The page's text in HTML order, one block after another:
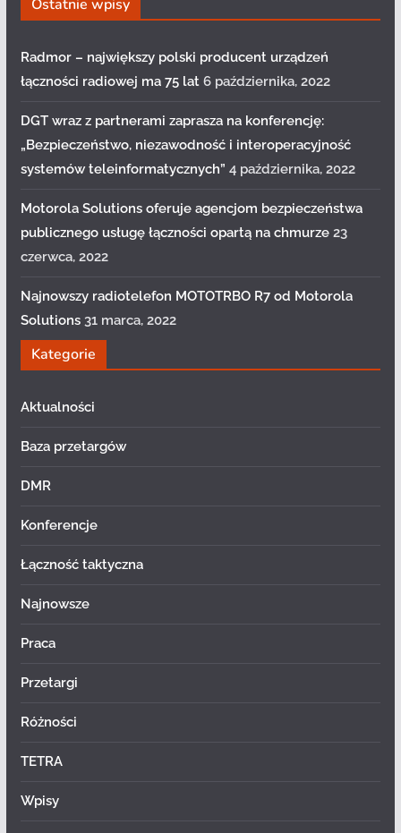
Ostatnie wpisy
Radmor – największy polski producent urządzeń
łączności radiowej ma 75 lat 6 października, 2022
DGT wraz z partnerami zaprasza na konferencję:
„Bezpieczeństwo, niezawodność i interoperacyjność
systemów teleinformatycznych” 4 października, 2022
Motorola Solutions oferuje agencjom bezpieczeństwa
publicznego usługę łączności opartą na chmurze 23
czerwca, 2022
Najnowszy radiotelefon MOTOTRBO R7 od Motorola
Solutions 31 marca, 2022
Kategorie
Aktualności
Baza przetargów
DMR
Konferencje
Łączność taktyczna
Najnowsze
Praca
Przetargi
Różności
TETRA
Wpisy